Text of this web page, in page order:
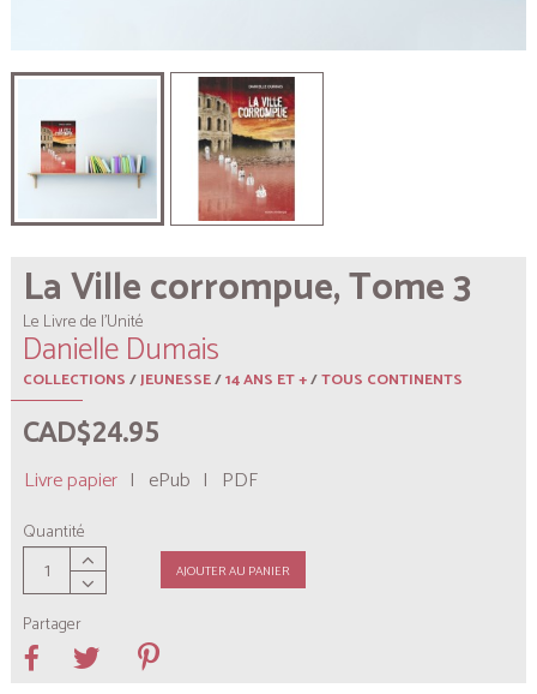
La Ville corrompue, Tome 3
Le Livre de l’Unité
Danielle Dumais
COLLECTIONS/JEUNESSE/14 ANS ET +/TOUS CONTINENTS
CAD$24.95
Livre papier | ePub | PDF
Quantité
AJOUTER AU PANIER
Partager